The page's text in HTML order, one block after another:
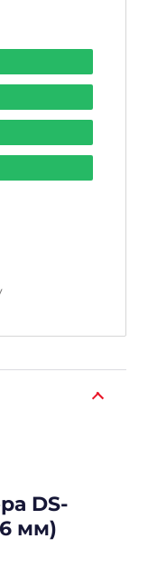
DS-
мм)